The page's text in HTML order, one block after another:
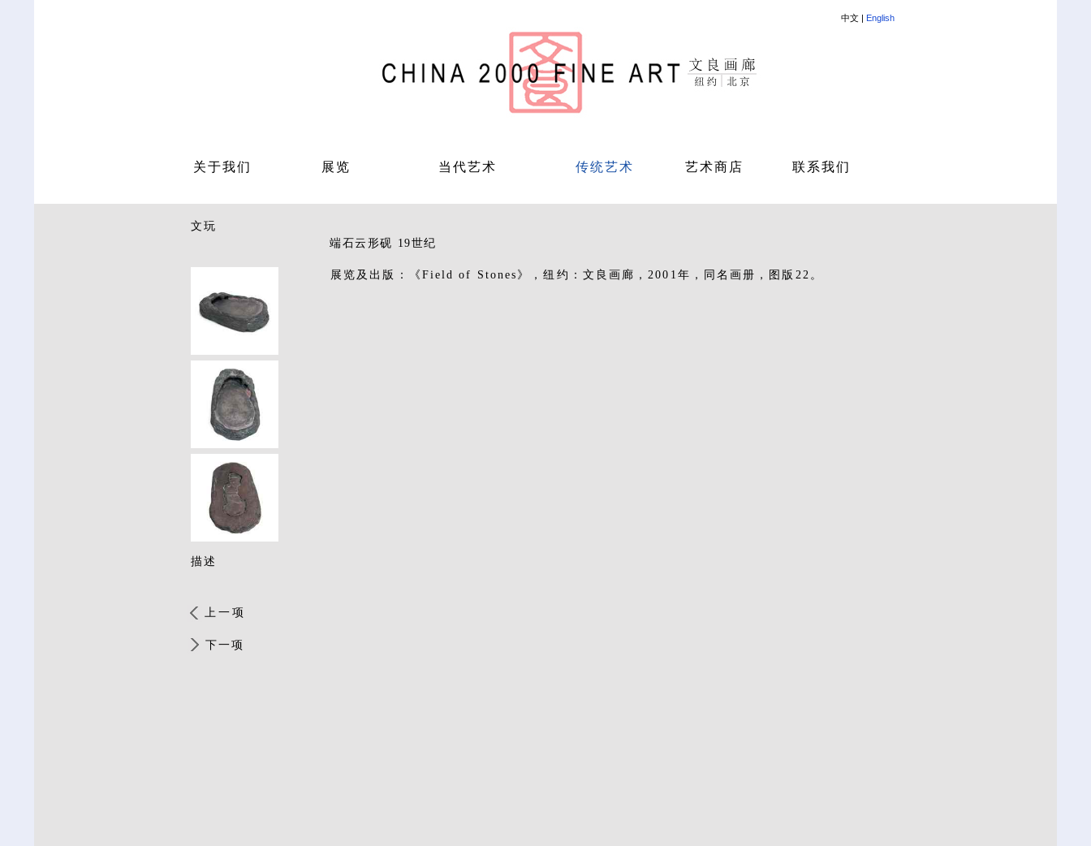
中文 | English
关于我们 展览 当代艺术 传统艺术 艺术商店 联系我们
文玩
端石云形砚 19世纪
描述
上一项
下一项
展览及出版：《Field of Stones》，纽约：文良画廊，2001年，同名画册，图版22。